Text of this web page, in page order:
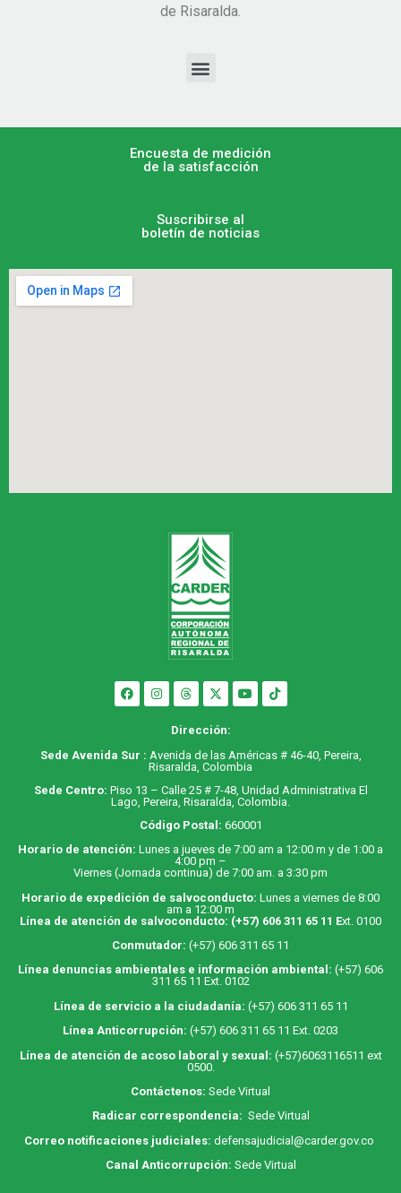
de Risaralda.
Encuesta de medición
de la satisfacción
Suscribirse al
boletín de noticias
Dirección:
Sede Avenida Sur : Avenida de las Américas # 46-40, Pereira,
Risaralda, Colombia
Sede Centro: Piso 13 – Calle 25 # 7-48, Unidad Administrativa El
Lago, Pereira, Risaralda, Colombia.
Código Postal: 660001
Horario de atención: Lunes a jueves de 7:00 am a 12:00 m y de 1:00 a
4:00 pm –
Viernes (Jornada continua) de 7:00 am. a 3:30 pm
Horario de expedición de salvoconducto: Lunes a viernes de 8:00
am a 12:00 m
Línea de atención de salvoconducto: (+57) 606 311 65 11 Ext. 0100
Conmutador: (+57) 606 311 65 11
Línea denuncias ambientales e información ambiental: (+57) 606
311 65 11 Ext. 0102
Línea de servicio a la ciudadanía: (+57) 606 311 65 11
Línea Anticorrupción: (+57) 606 311 65 11 Ext. 0203
Línea de atención de acoso laboral y sexual: (+57)6063116511 ext
0500.
Contáctenos: Sede Virtual
Radicar correspondencia: Sede Virtual
Correo notificaciones judiciales: defensajudicial@carder.gov.co
Canal Anticorrupción: Sede Virtual